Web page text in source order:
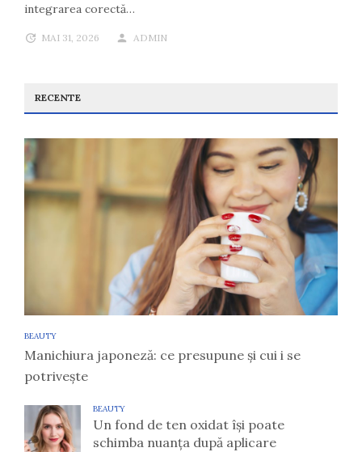
integrarea corectă…
MAI 31, 2026 ADMIN
RECENTE
BEAUTY
Manichiura japoneză: ce presupune și cui i se
potrivește
BEAUTY
Un fond de ten oxidat își poate
schimba nuanța după aplicare